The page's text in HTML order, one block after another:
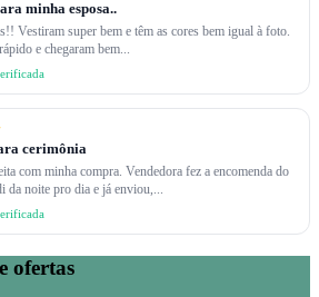
minha esposa..
Vestiram super bem e têm as cores bem igual à foto.
e chegaram bem...
cerimônia
com minha compra. Vendedora fez a encomenda do
da noite pro dia e já enviou,...
ofertas